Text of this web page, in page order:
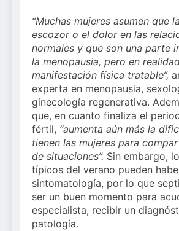
“Muchas mujeres asumen que
escozor o el dolor en las
normales y que son una parte
la menopausia, pero en
manifestación física tratable”,
experta en menopausia,
ginecología regenerativa.
que, en cuanto finaliza el
fértil, “aumenta aún más la
tienen las mujeres para
de situaciones”. Sin embargo,
típicos del verano pueden
sintomatología, por lo que
ser un buen momento para
especialista, recibir un
patología.